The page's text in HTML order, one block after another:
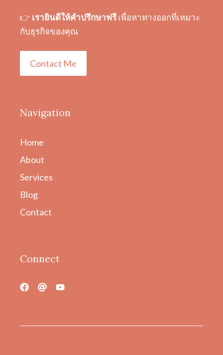
👉 เรายินดีให้คำปรึกษาฟรีเพื่อหาทางออกที่เหมาะ
กับธุรกิจของคุณ
Contact Me
Navigation
Home
About
Services
Blog
Contact
Connect